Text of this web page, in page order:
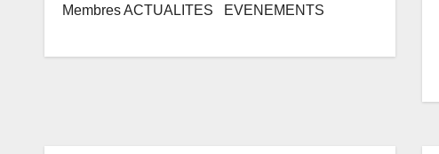
Membres ACTUALITES EVENEMENTS